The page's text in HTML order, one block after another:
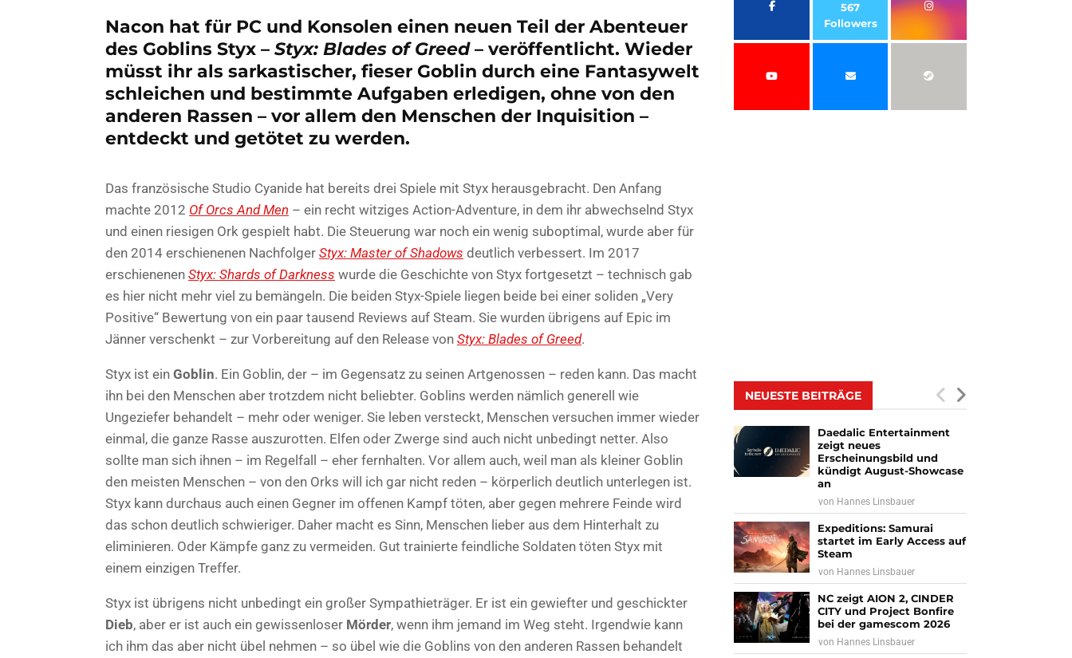
Nacon hat für PC und Konsolen einen neuen Teil der Abenteuer
des Goblins Styx – Styx: Blades of Greed– veröffentlicht. Wieder
müsst ihr als sarkastischer, fieser Goblin durch eine Fantasywelt
schleichen und bestimmte Aufgaben erledigen, ohne von den
anderen Rassen – vor allem den Menschen der Inquisition –
entdeckt und getötet zu werden.
Das französische Studio Cyanide hat bereits drei Spiele mit Styx herausgebracht. Den Anfang
machte 2012 Of Orcs And Men – ein recht witziges Action-Adventure, in dem ihr abwechselnd Styx
und einen riesigen Ork gespielt habt. Die Steuerung war noch ein wenig suboptimal, wurde aber für
den 2014 erschienenen Nachfolger Styx: Master of Shadows deutlich verbessert. Im 2017
erschienenen Styx: Shards of Darkness wurde die Geschichte von Styx fortgesetzt – technisch gab
es hier nicht mehr viel zu bemängeln. Die beiden Styx-Spiele liegen beide bei einer soliden „Very
Positive“ Bewertung von ein paar tausend Reviews auf Steam. Sie wurden übrigens auf Epic im
Jänner verschenkt – zur Vorbereitung auf den Release von Styx: Blades of Greed.
Styx ist ein Goblin. Ein Goblin, der – im Gegensatz zu seinen Artgenossen – reden kann. Das macht
ihn bei den Menschen aber trotzdem nicht beliebter. Goblins werden nämlich generell wie
Ungeziefer behandelt – mehr oder weniger. Sie leben versteckt, Menschen versuchen immer wieder
einmal, die ganze Rasse auszurotten. Elfen oder Zwerge sind auch nicht unbedingt netter. Also
sollte man sich ihnen – im Regelfall – eher fernhalten. Vor allem auch, weil man als kleiner Goblin
den meisten Menschen – von den Orks will ich gar nicht reden – körperlich deutlich unterlegen ist.
Styx kann durchaus auch einen Gegner im offenen Kampf töten, aber gegen mehrere Feinde wird
das schon deutlich schwieriger. Daher macht es Sinn, Menschen lieber aus dem Hinterhalt zu
eliminieren. Oder Kämpfe ganz zu vermeiden. Gut trainierte feindliche Soldaten töten Styx mit
einem einzigen Treffer.
Styx ist übrigens nicht unbedingt ein großer Sympathieträger. Er ist ein gewiefter und geschickter
Dieb, aber er ist auch ein gewissenloser Mörder, wenn ihm jemand im Weg steht. Irgendwie kann
ich ihm das aber nicht übel nehmen – so übel wie die Goblins von den anderen Rassen behandelt
567
Followers
NEUESTE BEITRÄGE
Daedalic Entertainment
zeigt neues
Erscheinungsbild und
kündigt August-Showcase
an
von Hannes Linsbauer
Expeditions: Samurai
startet im Early Access auf
Steam
von Hannes Linsbauer
NC zeigt AION 2, CINDER
CITY und Project Bonfire
bei der gamescom 2026
von Hannes Linsbauer